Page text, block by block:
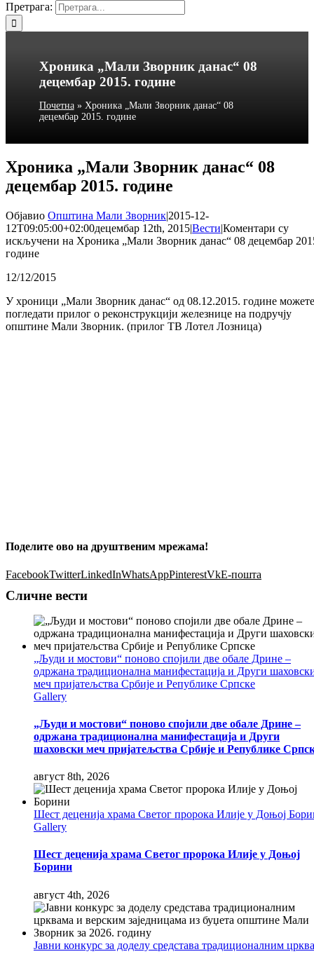
Претрага:
Хроника „Мали Зворник данас“ 08
децембар 2015. године
Почетна» Хроника „Мали Зворник данас“ 08
децембар 2015. године
Хроника „Мали Зворник данас“ 08
децембар 2015. године
Објавио Општина Мали Зворник|2015-12-
12T09:05:00+02:00децембар 12th, 2015|Вести|Коментари су
искључени на Хроника „Мали Зворник данас“ 08 децембар
године
12/12/2015
У хроници „Мали Зворник данас“ од 08.12.2015. године можете
погледати прилог о реконструкцији железнице на подручју
општине Мали Зворник. (прилог ТВ Лотел Лозница)
Поделите ово на друштвеним мрежама!
FacebookTwitterLinkedInWhatsAppPinterestVkЕ-пошта
Сличне вести
„Људи и мостови“ поново спојили две обале Дрине –
одржана традиционална манифестација и Други
меч пријатељства Србије и Републике Српске
Gallery
„Људи и мостови“ поново спојили две обале Дрине –
одржана традиционална манифестација и Други
шаховски меч пријатељства Србије и Републике
август 8th, 2026
Шест деценија храма Светог пророка Илије у Доњој
Gallery
Шест деценија храма Светог пророка Илије у Доњој
Борини
август 4th, 2026
Јавни конкурс за доделу средстава традиционалним